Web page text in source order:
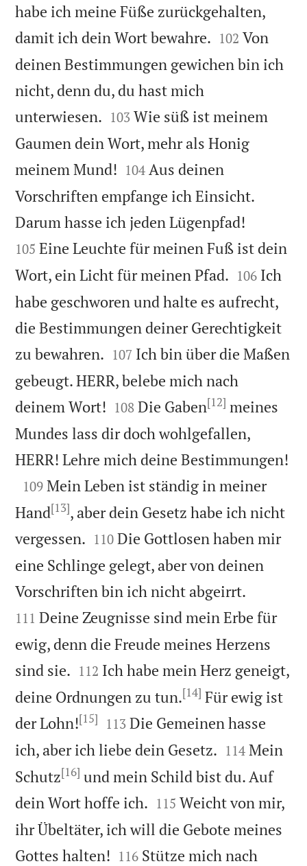
habe ich meine Füße zurückgehalten,
damit ich dein Wort bewahre. 

102 Von
deinen Bestimmungen gewichen bin ich
nicht, denn du, du hast mich
unterwiesen. 

103 Wie süß ist meinem
Gaumen dein Wort, mehr als Honig
meinem Mund! 

104 Aus deinen
Vorschriften empfange ich Einsicht.
Darum hasse ich jeden Lügenpfad!
105 Eine Leuchte für meinen Fuß ist dein
Wort, ein Licht für meinen Pfad. 

106 Ich
habe geschworen und halte es aufrecht,
die Bestimmungen deiner Gerechtigkeit
zu bewahren. 

107 Ich bin über die Maßen
gebeugt. HERR, belebe mich nach
deinem Wort! 

108 Die Gaben[12] meines
Mundes lass dir doch wohlgefallen,
HERR! Lehre mich deine Bestimmungen!

109 Mein Leben ist ständig in meiner
Hand[13], aber dein Gesetz habe ich nicht
vergessen. 

110 Die Gottlosen haben mir
eine Schlinge gelegt, aber von deinen
Vorschriften bin ich nicht abgeirrt.
111 Deine Zeugnisse sind mein Erbe für
ewig, denn die Freude meines Herzens
sind sie. 

112 Ich habe mein Herz geneigt,
deine Ordnungen zu tun.[14] Für ewig ist
der Lohn![15] 

113 Die Gemeinen hasse
ich, aber ich liebe dein Gesetz. 

114 Mein
Schutz[16] und mein Schild bist du. Auf
dein Wort hoffe ich. 

115 Weicht von mir,
ihr Übeltäter, ich will die Gebote meines
Gottes halten! 

116 Stütze mich nach